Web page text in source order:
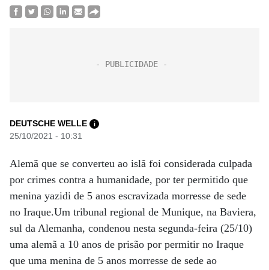
DEUTSCHE WELLE i
25/10/2021 - 10:31
Alemã que se converteu ao islã foi considerada culpada
por crimes contra a humanidade, por ter permitido que
menina yazidi de 5 anos escravizada morresse de sede
no Iraque.Um tribunal regional de Munique, na Baviera,
sul da Alemanha, condenou nesta segunda-feira (25/10)
uma alemã a 10 anos de prisão por permitir no Iraque
que uma menina de 5 anos morresse de sede ao